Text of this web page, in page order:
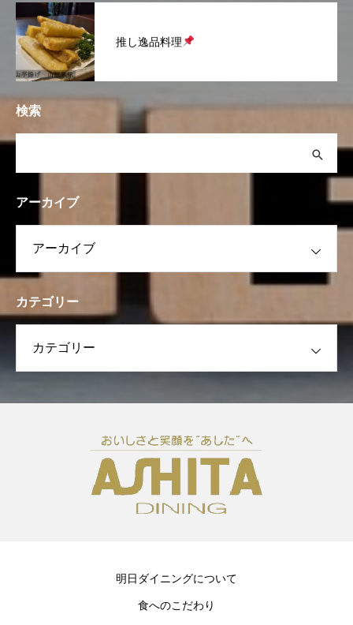
推し逸品料理
検索
アーカイブ
カテゴリー
明日ダイニングについて
食へのこだわり